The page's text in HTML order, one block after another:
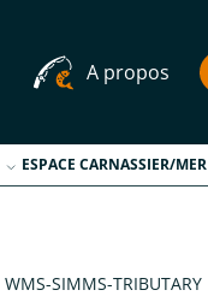
A propos
ESPACE CARNASSIER/MER
WMS-SIMMS-TRIBUTARY